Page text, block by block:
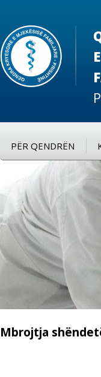
PËR QENDRËN
Mbrojtja